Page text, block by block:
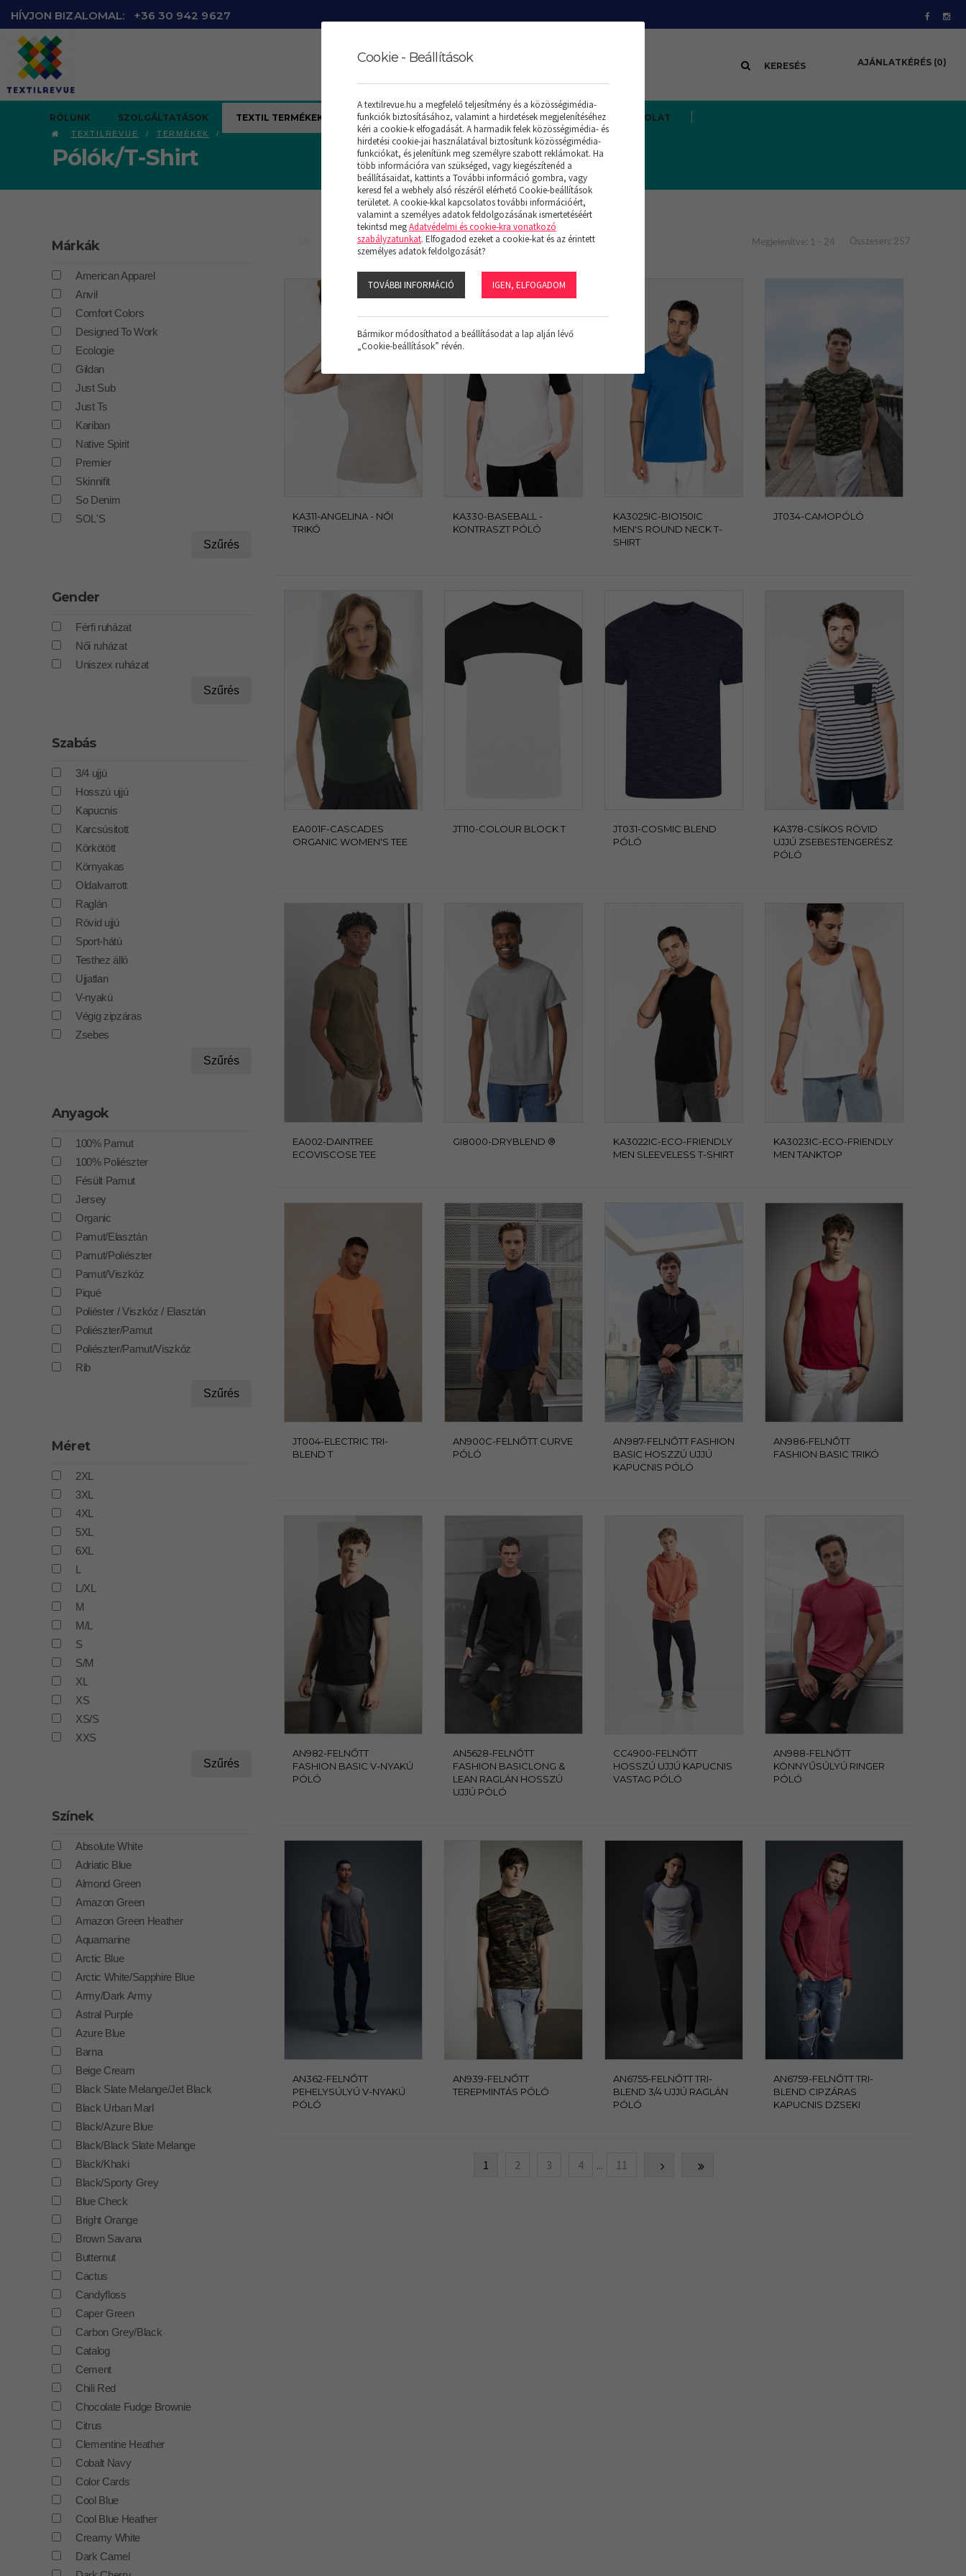
HÍVJON BIZALOMAL: +36 30 942 9627
RÓLUNK SZOLGÁLTATÁSOK TEXTIL TERMÉKEK REKLÁMAJÁNDÉKOK SPECIÁLIS AJÁNLATOK KAPCSOLAT
KERESÉS AJÁNLATKÉRÉS (0)
TEXTILREVUE TERMÉKEK
Pólók/T-Shirt
Márkák
American Apparel
Anvil
Comfort Colors
Designed To Work
Ecologie
Gildan
Just Sub
Just Ts
Kariban
Native Spirit
Premier
Skinnifit
So Denim
SOL'S
Szűrés
Gender
Férfi ruházat
Női ruházat
Uniszex ruházat
Szűrés
Szabás
3/4 ujjú
Hosszú ujjú
Kapucnis
Karcsúsitott
Körkötött
Környakas
Oldalvarrott
Raglán
Rövid ujjú
Sport-hátú
Testhez álló
Ujjatlan
V-nyakú
Végig zipzáras
Zsebes
Szűrés
Anyagok
100% Pamut
100% Poliészter
Fésült Pamut
Jersey
Organic
Pamut/Elasztán
Pamut/Poliészter
Pamut/Viszkóz
Piqué
Poliéster / Viszkóz / Elasztán
Poliészter/Pamut
Poliészter/Pamut/Viszkóz
Rib
Szűrés
Méret
2XL
3XL
4XL
5XL
6XL
L
L/XL
M
M/L
S
S/M
XL
XS
XS/S
XXS
Szűrés
Színek
Absolute White
Adriatic Blue
Almond Green
Amazon Green
Amazon Green Heather
Aquamarine
Arctic Blue
Arctic White/Sapphire Blue
Army/Dark Army
Astral Purple
Azure Blue
Barna
Beige Cream
Black Slate Melange/Jet Black
Black Urban Marl
Black/Azure Blue
Black/Black Slate Melange
Black/Khaki
Black/Sporty Grey
Blue Check
Bright Orange
Brown Savana
Butternut
Cactus
Candyfloss
Caper Green
Carbon Grey/Black
Catalog
Cement
Chili Red
Chocolate Fudge Brownie
Citrus
Clementine Heather
Cobalt Navy
Color Cards
Cool Blue
Cool Blue Heather
Creamy White
Dark Camel
Új Megjelenítve: 1 - 24 Összesen: 257
KA311-ANGELINA - NŐI
TRIKÓ
KA330-BASEBALL -
KONTRASZT PÓLÓ
KA3025IC-BIO150IC
MEN'S ROUND NECK T-
SHIRT
JT034-CAMOPÓLÓ
EA001F-CASCADES
ORGANIC WOMEN'S TEE
JT110-COLOUR BLOCK T
JT031-COSMIC BLEND
PÓLÓ
KA378-CSÍKOS RÖVID
UJJÚ ZSEBESTENGERÉSZ
PÓLÓ
EA002-DAINTREE
ECOVISCOSE TEE
GI8000-DRYBLEND ®
KA3022IC-ECO-FRIENDLY
MEN SLEEVELESS T-SHIRT
KA3023IC-ECO-FRIENDLY
MEN TANKTOP
JT004-ELECTRIC TRI-
BLEND T
AN900C-FELNŐTT CURVE
PÓLÓ
AN987-FELNŐTT FASHION
BASIC HOSZZÚ UJJÚ
KAPUCNIS PÓLÓ
AN986-FELNŐTT
FASHION BASIC TRIKÓ
AN982-FELNŐTT
FASHION BASIC V-NYAKÚ
PÓLÓ
AN5628-FELNŐTT
FASHION BASICLONG &
LEAN RAGLÁN HOSSZÚ
UJJÚ PÓLÓ
CC4900-FELNŐTT
HOSSZÚ UJJÚ KAPUCNIS
VASTAG PÓLÓ
AN988-FELNŐTT
KÖNNYŰSÚLYÚ RINGER
PÓLÓ
AN362-FELNŐTT
PEHELYSÚLYÚ V-NYAKÚ
PÓLÓ
AN939-FELNŐTT
TEREPMINTÁS PÓLÓ
AN6755-FELNŐTT TRI-
BLEND 3/4 UJJÚ RAGLÁN
PÓLÓ
AN6759-FELNŐTT TRI-
BLEND CIPZÁRAS
KAPUCNIS DZSEKI
1 2 3 4 ... 11
Cookie - Beállítások
A textilrevue.hu a megfelelő teljesítmény és a közösségimédia-
funkciók biztosításához, valamint a hirdetések megjelenítéséhez
kéri a cookie-k elfogadását. A harmadik felek közösségimédia- és
hirdetési cookie-jai használatával biztosítunk közösségimédia-
funkciókat, és jelenítünk meg személyre szabott reklámokat. Ha
több információra van szükséged, vagy kiegészítenéd a
beállításaidat, kattints a További információ gombra, vagy
keresd fel a webhely alsó részéről elérhető Cookie-beállítások
területet. A cookie-kkal kapcsolatos további információért,
valamint a személyes adatok feldolgozásának ismertetéséért
tekintsd megAdatvédelmi és cookie-kra vonatkozó
szabályzatunkat. Elfogadod ezeket a cookie-kat és az érintett
személyes adatok feldolgozását?
TOVÁBBI INFORMÁCIÓ IGEN, ELFOGADOM
Bármikor módosíthatod a beállításodat a lap alján lévő
„Cookie-beállítások” révén.